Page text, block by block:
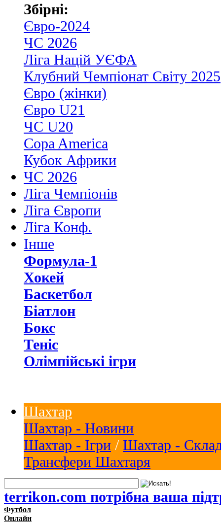
Збірні:
Євро-2024
ЧС 2026
Ліга Націй УЄФА
Клубний Чемпіонат Світу 2025
Євро (жінки)
Євро U21
ЧС U20
Copa America
Кубок Африки
ЧС 2026
Ліга Чемпіонів
Ліга Європи
Ліга Конф.
Інше
Формула-1
Хокей
Баскетбол
Біатлон
Бокс
Теніс
Олімпійські ігри
Шахтар
Шахтар - Новини
Шахтар - Ігри / Шахтар -
Трансфери Шахтаря
terrikon.com потрібна ваша
Футбол
Онлайн